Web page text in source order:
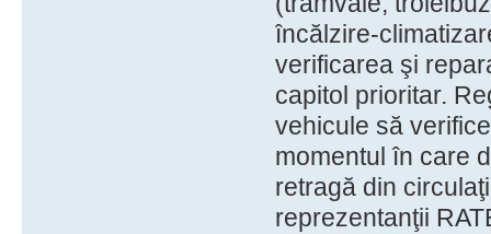
încălzire-
verificarea şi
capitol prioritar.
vehicule să
momentul în care
retragă din
reprezentanţii